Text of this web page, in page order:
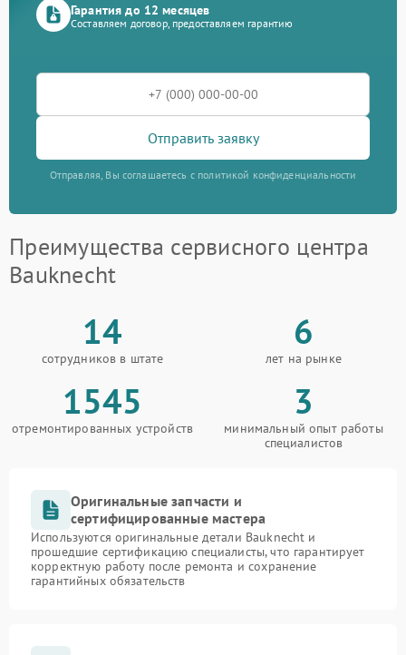
Гарантия до 12 месяцев
Составляем договор, предоставляем гарантию
Отправить заявку
Отправляя, Вы соглашаетесь с политикой конфиденциальности
Преимущества сервисного центра
Bauknecht
14
сотрудников в штате
6
лет на рынке
1545
отремонтированных устройств
3
минимальный опыт работы
специалистов
Оригинальные запчасти и
сертифицированные мастера
Используются оригинальные детали Bauknecht и
прошедшие сертификацию специалисты, что гарантирует
корректную работу после ремонта и сохранение
гарантийных обязательств